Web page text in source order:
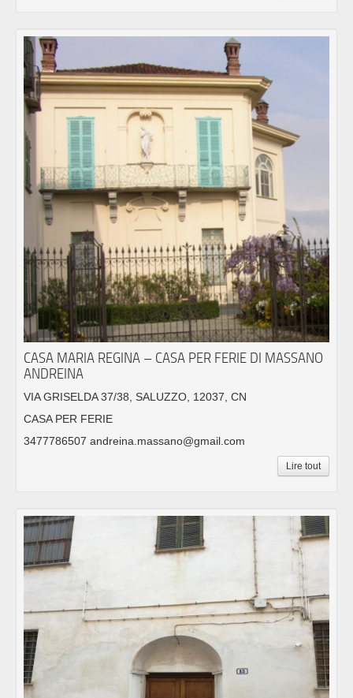
CASA MARIA REGINA – CASA PER FERIE DI MASSANO
ANDREINA
VIA GRISELDA 37/38, SALUZZO, 12037, CN
CASA PER FERIE
3477786507 andreina.massano@gmail.com
Lire tout